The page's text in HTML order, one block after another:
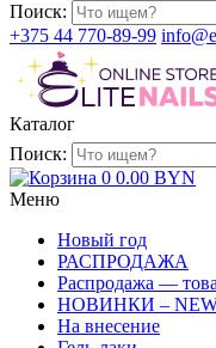
Поиск:
+375 44 770-89-99
Каталог
Поиск:
0 0.00 BYN
Меню
Новый год
РАСПРОДАЖА
Распродажа —
НОВИНКИ –
На внесение